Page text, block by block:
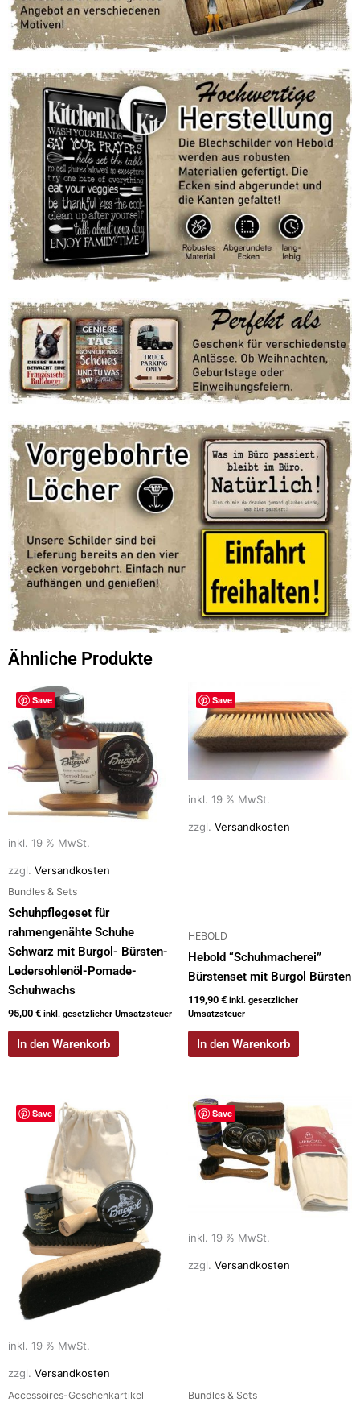
Ähnliche Produkte
Save
inkl. 19 % MwSt.
zzgl. Versandkosten
Bundles & Sets
Schuhpflegeset für
rahmengenähte Schuhe
Schwarz mit Burgol- Bürsten-
Ledersohlenöl-Pomade-
Schuhwachs
95,00 € inkl. gesetzlicher Umsatzsteuer
In den Warenkorb
Save
inkl. 19 % MwSt.
zzgl. Versandkosten
HEBOLD
Hebold “Schuhmacherei”
Bürstenset mit Burgol Bürsten
119,90 € inkl. gesetzlicher
Umsatzsteuer
In den Warenkorb
Save
inkl. 19 % MwSt.
zzgl. Versandkosten
Accessoires-Geschenkartikel
Save
inkl. 19 % MwSt.
zzgl. Versandkosten
Bundles & Sets